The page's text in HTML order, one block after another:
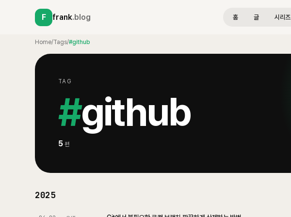
F frank.blog 홈 글 시리즈
Home/Tags/#github
TAG
#github
5 편
2025